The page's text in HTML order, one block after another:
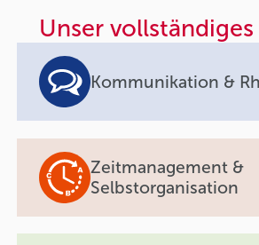
Unser
Kommunikation &
Zeitmanagement &
Selbstorganisation